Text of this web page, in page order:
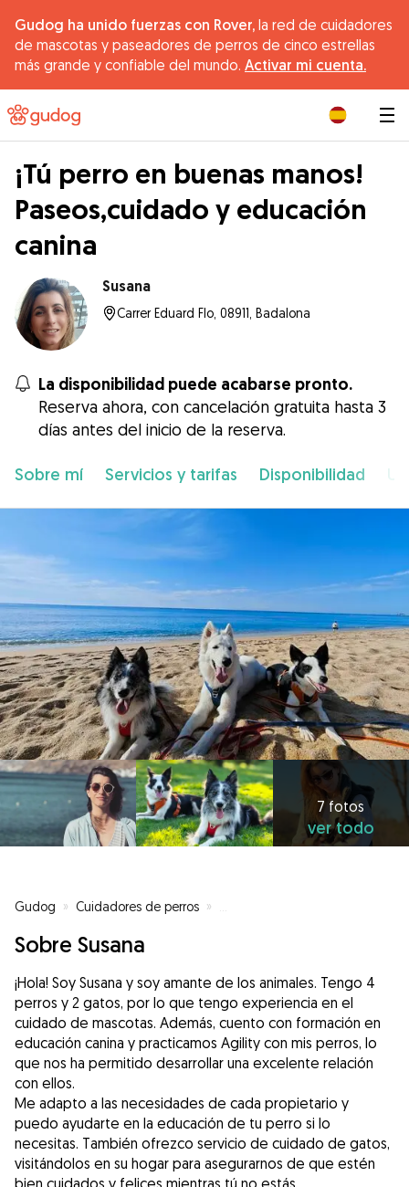
Gudog ha unido fuerzas con Rover, la red de cuidadores
de mascotas y paseadores de perros de cinco estrellas
más grande y confiable del mundo. Activar mi cuenta.
¡Tú perro en buenas manos!
Paseos,cuidado y educación
canina
Susana
Carrer Eduard Flo, 08911, Badalona
La disponibilidad puede acabarse pronto.
Reserva ahora, con cancelación gratuita hasta 3
días antes del inicio de la reserva.
Sobre mí Servicios y tarifas Disponibilidad
7 fotos
ver todo
Gudog » Cuidadores de perros »
Sobre Susana
¡Hola! Soy Susana y soy amante de los animales. Tengo 4
perros y 2 gatos, por lo que tengo experiencia en el
cuidado de mascotas. Además, cuento con formación en
educación canina y practicamos Agility con mis perros, lo
que nos ha permitido desarrollar una excelente relación
con ellos.
Me adapto a las necesidades de cada propietario y
puedo ayudarte en la educación de tu perro si lo
necesitas. También ofrezco servicio de cuidado de gatos,
visitándolos en su hogar para asegurarnos de que estén